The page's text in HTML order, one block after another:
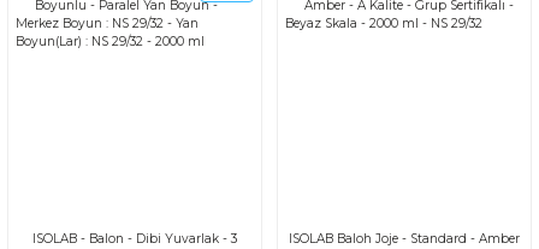
ISOLAB - Balon - Dibi Yuvarlak - 3
ISOLAB Baloh Joje - Standard - Amber